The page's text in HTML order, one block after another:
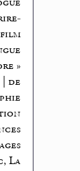
film
»
| de
La